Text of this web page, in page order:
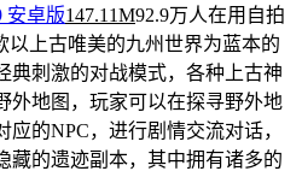
安卓版147.11M92.9万人在用 自拍
以上古唯美的九州世界为蓝本的
典刺激的对战模式，各种上古神
外地图，玩家可以在探寻野外地
应的NPC，进行剧情交流对话，
藏的遗迹副本，其中拥有诸多的